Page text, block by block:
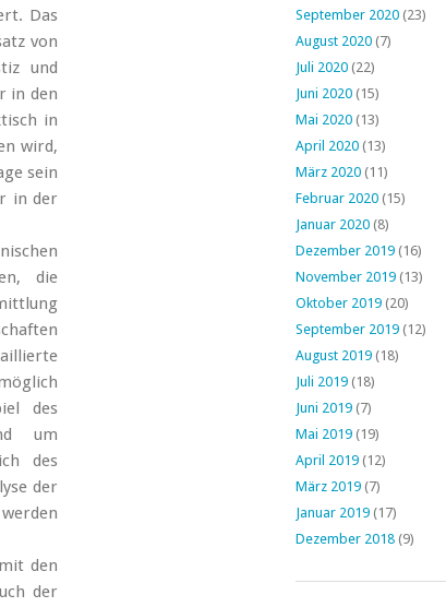
Das
von
und
in den
in
wird,
sein
in der
die
des
um
des
der
den
der
September 2020 (23)
August 2020 (7)
Juli 2020 (22)
Juni 2020 (15)
Mai 2020 (13)
April 2020 (13)
März 2020 (11)
Februar 2020 (15)
Januar 2020 (8)
Dezember 2019 (16)
November 2019 (13)
Oktober 2019 (20)
September 2019 (12)
August 2019 (18)
Juli 2019 (18)
Juni 2019 (7)
Mai 2019 (19)
April 2019 (12)
März 2019 (7)
Januar 2019 (17)
Dezember 2018 (9)